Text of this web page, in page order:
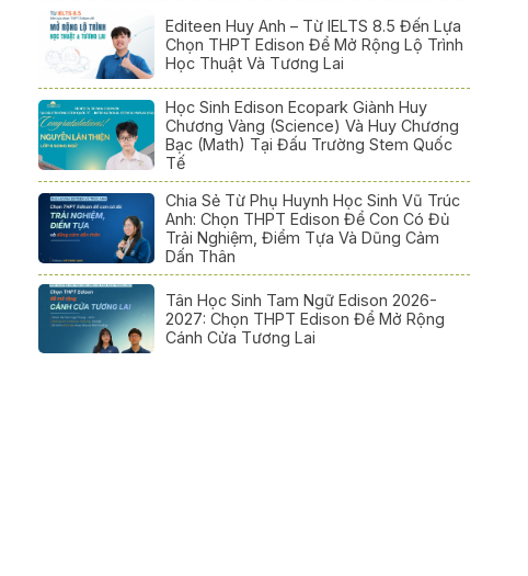
Editeen Huy Anh – Từ IELTS 8.5 Đến Lựa
Chọn THPT Edison Để Mở Rộng Lộ Trình
Học Thuật Và Tương Lai
Học Sinh Edison Ecopark Giành Huy
Chương Vàng (Science) Và Huy Chương
Bạc (Math) Tại Đấu Trường Stem Quốc
Tế
Chia Sẻ Từ Phụ Huynh Học Sinh Vũ Trúc
Anh: Chọn THPT Edison Để Con Có Đủ
Trải Nghiệm, Điểm Tựa Và Dũng Cảm
Dấn Thân
Tân Học Sinh Tam Ngữ Edison 2026-
2027: Chọn THPT Edison Để Mở Rộng
Cánh Cửa Tương Lai